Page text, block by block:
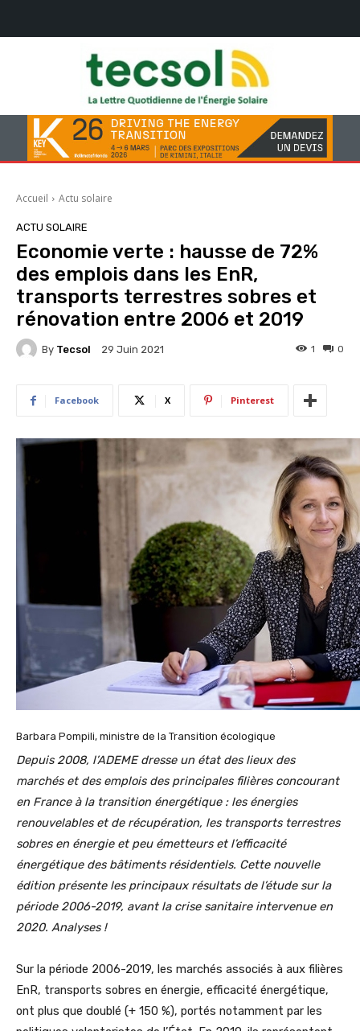
Accueil Actu solaire
ACTU SOLAIRE
Economie verte : hausse de 72%
des emplois dans les EnR,
transports terrestres sobres et
rénovation entre 2006 et 2019
By Tecsol 29 Juin 2021 0
1
Facebook X Pinterest
Barbara Pompili, ministre de la Transition écologique
Depuis 2008, l’ADEME dresse un état des lieux des
marchés et des emplois des principales filières concourant
en France à la transition énergétique : les énergies
renouvelables et de récupération, les transports terrestres
sobres en énergie et peu émetteurs et l’efficacité
énergétique des bâtiments résidentiels. Cette nouvelle
édition présente les principaux résultats de l’étude sur la
période 2006-2019, avant la crise sanitaire intervenue en
2020. Analyses !
Sur la période 2006-2019, les marchés associés à aux filières
EnR, transports sobres en énergie, efficacité énergétique,
ont plus que doublé (+ 150 %), portés notamment par les